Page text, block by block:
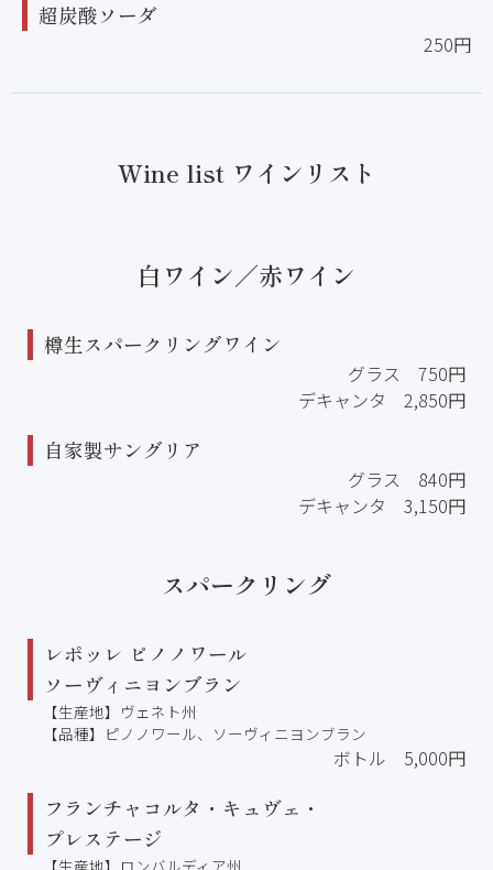
超炭酸ソーダ
250円
Wine list ワインリスト
白ワイン／赤ワイン
樽生スパークリングワイン
グラス 750円
デキャンタ 2,850円
自家製サングリア
グラス 840円
デキャンタ 3,150円
スパークリング
レポッレ ピノノワール
ソーヴィニヨンブラン
【生産地】ヴェネト州
【品種】ピノノワール、ソーヴィニヨンブラン
ボトル 5,000円
フランチャコルタ・キュヴェ・
プレステージ
【生産地】ロンバルディア州